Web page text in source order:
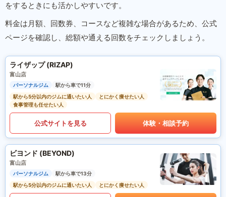
をするときにも活かしやすいです。
料金は月額、回数券、コースなど複雑な場合があるため、公式
ページを確認し、総額や通える回数をチェックしましょう。
ライザップ (RIZAP)
富山店
パーソナルジム
駅から車で11分
駅から5分以内のジムに通いたい人
とにかく痩せたい人
食事管理も任せたい人
公式サイトを見る 体験・相談予約
ビヨンド (BEYOND)
富山店
パーソナルジム
駅から車で13分
駅から5分以内のジムに通いたい人
とにかく痩せたい人